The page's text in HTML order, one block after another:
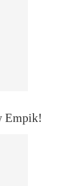
Empik!